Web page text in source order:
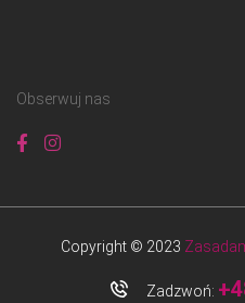
Obserwuj nas
Copyright © 2023
Zadzwoń: